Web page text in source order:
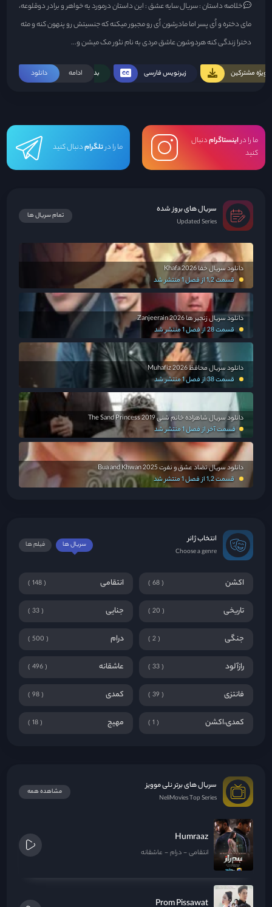
خلاصه داستان :سریال سایه عشق : این داستان درمورد یه خواهر و برادر دوقلوعه،
مای دختره و اُی پسر اما مادرشون اُی رو مجبور میکنه که جنسیتش رو پنهون کنه و مثه
دخترا زندگی کنه هردوشون عاشق مردی به نام نئور مک میشن و...
ادامه دانلود ویژه مشترکین زیرنویس فارسی بدون سانسور
ما را دراینستاگرامدنبال
کنید
ما را درتلگرامدنبال کنید
سریال های بروز شده
Updated Series
تمام سریال ها
دانلود سریال خفا Khafa 2026
قسمت 1,2 از فصل 1 منتشر شد
دانلود سریال زنجیر ها Zanjeerain 2026
قسمت 28 از فصل 1 منتشر شد
دانلود سریال محافظ Muhafiz 2026
قسمت 38 از فصل 1 منتشر شد
دانلود سریال شاهزاده خانم شنی The Sand Princess 2019
قسمت آخر از فصل 1 منتشر شد
دانلود سریال تضاد عشق و نفرت Bua and Khwan 2025
قسمت 1,2 از فصل 1 منتشر شد
انتخاب ژانر
Choose a genre
فیلم ها سریال ها
اکشن 68 انتقامی 148
تاریخی 20 جنایی 33
جنگی 2 درام 500
رازآلود 33 عاشقانه 496
فانتزی 39 کمدی 98
کمدی،اکشن 1 مهیج 18
سریال های برتر نلی موویز
NeliMovies Top Series
مشاهده همه
Humraaz
انتقامی درام عاشقانه
Prom Pissawat